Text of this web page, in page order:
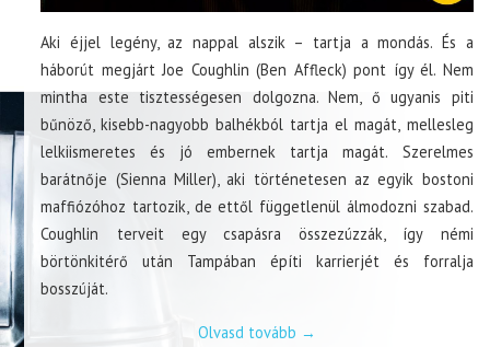
Aki éjjel legény, az nappal alszik – tartja a mondás. És a
háborút megjárt Joe Coughlin (Ben Affleck) pont így él. Nem
mintha este tisztességesen dolgozna. Nem, ő ugyanis piti
bűnöző, kisebb-nagyobb balhékból tartja el magát, mellesleg
lelkiismeretes és jó embernek tartja magát. Szerelmes
barátnője (Sienna Miller), aki történetesen az egyik bostoni
maffiózóhoz tartozik, de ettől függetlenül álmodozni szabad.
Coughlin terveit egy csapásra összezúzzák, így némi
börtönkitérő után Tampában építi karrierjét és forralja
bosszúját.
Olvasd tovább →